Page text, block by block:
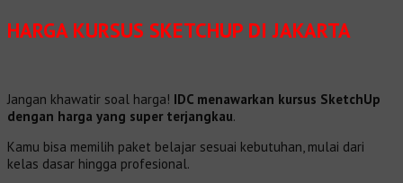
HARGA KURSUS SKETCHUP DI JAKARTA
Jangan khawatir soal harga! IDC menawarkan kursus SketchUp
dengan harga yang super terjangkau.
Kamu bisa memilih paket belajar sesuai kebutuhan, mulai dari
kelas dasar hingga profesional.